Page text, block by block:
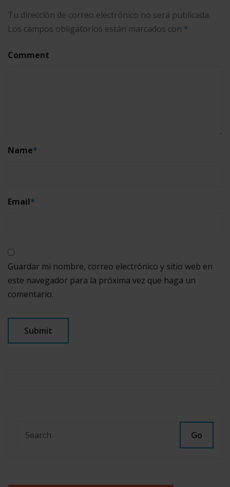
Tu dirección de correo electrónico no será publicada.
Los campos obligatorios están marcados con *
Comment
Name*
Email*
Guardar mi nombre, correo electrónico y sitio web en
este navegador para la próxima vez que haga un
comentario.
Go